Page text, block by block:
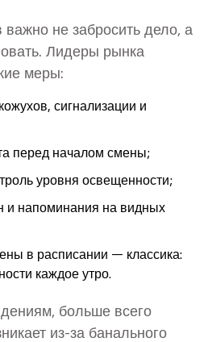
не забросить дело, а
Лидеры рынка
меры:
сигнализации и
перед началом смены;
уровня освещенности;
и напоминания на видных
в расписании — классика:
каждое утро.
больше всего
из-за банального